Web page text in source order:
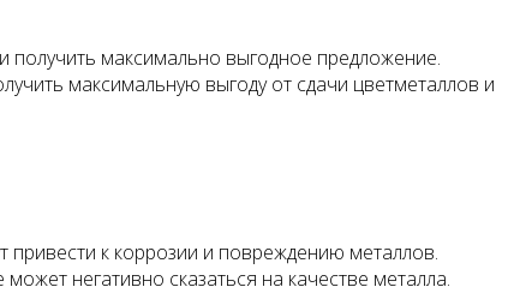
получить максимально выгодное предложение.
максимальную выгоду от сдачи цветметаллов и
к коррозии и повреждению металлов.
негативно сказаться на качестве металла.